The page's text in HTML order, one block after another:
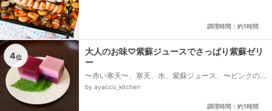
調理時間：約1時間
4位
大人のお味♡紫蘇ジュースでさっぱり紫蘇ゼリ
ー
〜赤い寒天〜、寒天、水、紫蘇ジュース、〜ピンクの
寒天〜、寒天、水、てんさい糖、紫蘇ジュース、牛乳
by ayacco_kitchen
調理時間：約1時間